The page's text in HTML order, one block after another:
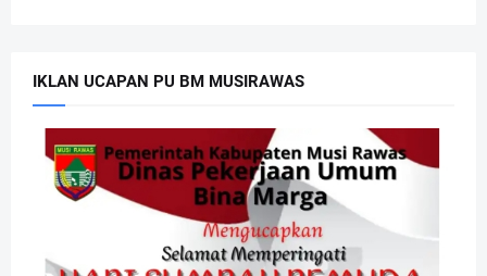
IKLAN UCAPAN PU BM MUSIRAWAS